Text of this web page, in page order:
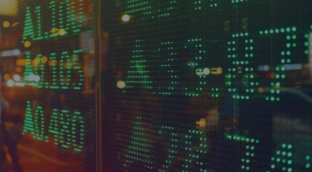
Unsere Lösungen für Versicherer